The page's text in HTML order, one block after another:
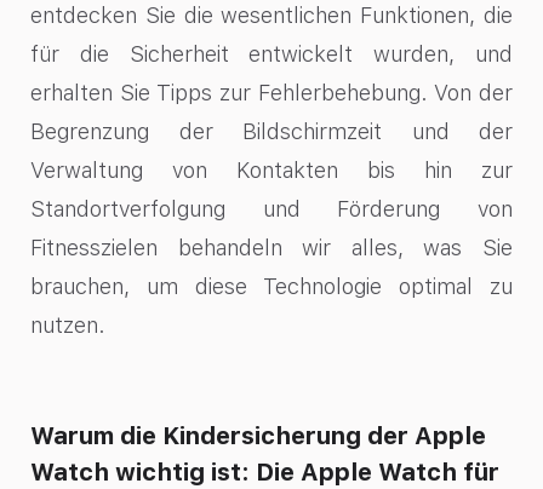
entdecken Sie die wesentlichen Funktionen, die
für die Sicherheit entwickelt wurden, und
erhalten Sie Tipps zur Fehlerbehebung. Von der
Begrenzung der Bildschirmzeit und der
Verwaltung von Kontakten bis hin zur
Standortverfolgung und Förderung von
Fitnesszielen behandeln wir alles, was Sie
brauchen, um diese Technologie optimal zu
nutzen.
Warum die Kindersicherung der Apple
Watch wichtig ist: Die Apple Watch für